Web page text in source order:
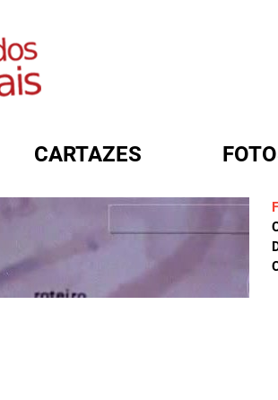
CARTAZES
DE BUSCA